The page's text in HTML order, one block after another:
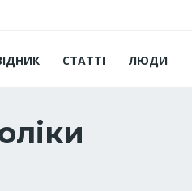
СТАТТІ ЛЮДИ